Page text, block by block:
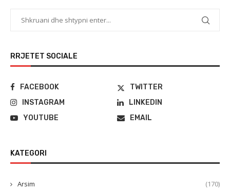
RRJETET SOCIALE
FACEBOOK
TWITTER
INSTAGRAM
LINKEDIN
YOUTUBE
EMAIL
KATEGORI
Arsim (170)